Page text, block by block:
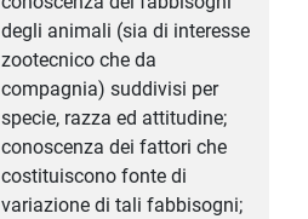
degli animali (sia di interesse
zootecnico che da
compagnia) suddivisi per
specie, razza ed attitudine;
conoscenza dei fattori che
costituiscono fonte di
variazione di tali fabbisogni;